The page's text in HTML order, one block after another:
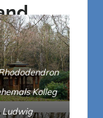
Kolleg
Ludwig